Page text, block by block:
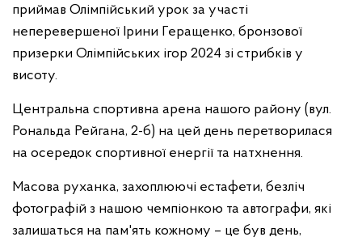
приймав Олімпійський урок за участі
неперевершеної Ірини Геращенко, бронзової
призерки Олімпійських ігор 2024 зі стрибків у
висоту.
Центральна спортивна арена нашого району (вул.
Рональда Рейгана, 2-б) на цей день перетворилася
на осередок спортивної енергії та натхнення.
Масова руханка, захоплюючі естафети, безліч
фотографій з нашою чемпіонкою та автографи, які
залишаться на пам'ять кожному – це був день,